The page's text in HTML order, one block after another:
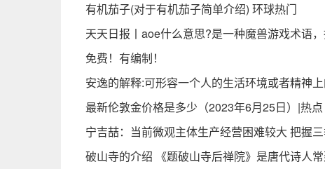
有机茄子(对于有机茄子简单介绍) 环球热门
天天日报丨aoe什么意思?是一种魔兽游戏术语
免费！有编制！
安逸的解释:可形容一个人的生活环境或者精神
最新伦敦金价格是多少（2023年6月25日）|热点
宁吉喆：当前微观主体生产经营困难较大 把握
破山寺的介绍 《题破山寺后禅院》是唐代诗人